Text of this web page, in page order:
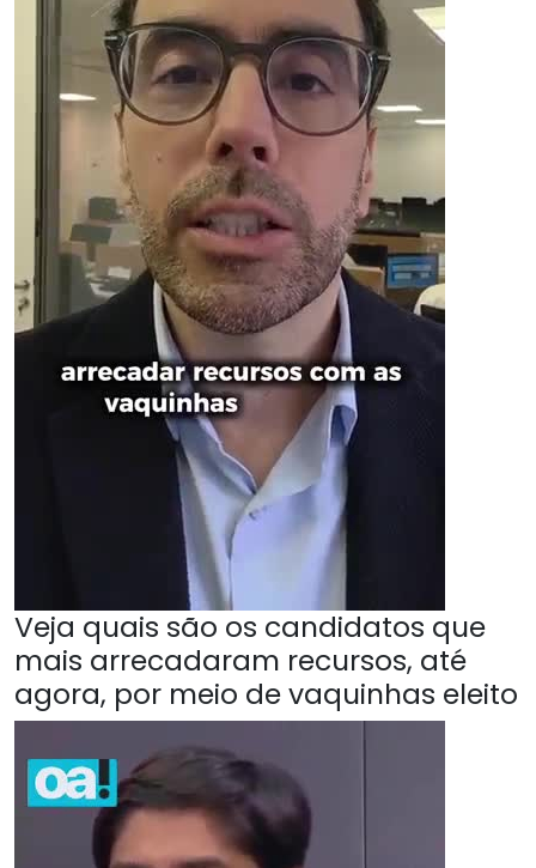
Veja quais são os candidatos que
mais arrecadaram recursos, até
agora, por meio de vaquinhas eleito